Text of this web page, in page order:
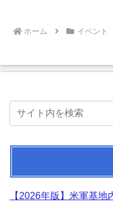
ホーム イベント
【2026年版】米軍基